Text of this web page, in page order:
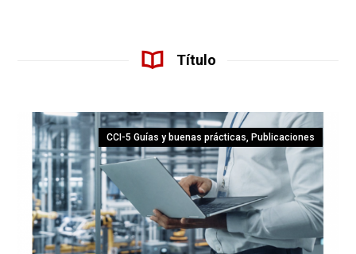
Título
CCI-5 Guías y buenas prácticas, Publicaciones